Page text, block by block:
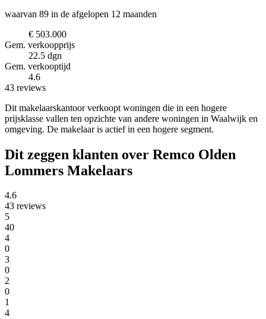
waarvan 89 in de afgelopen 12 maanden
€ 503.000
Gem. verkoopprijs
22.5 dgn
Gem. verkooptijd
4.6
43 reviews
Dit makelaarskantoor verkoopt woningen die in een hogere
prijsklasse vallen ten opzichte van andere woningen in Waalwijk en
omgeving. De makelaar is actief in een hogere segment.
Dit zeggen klanten over Remco Olden
Lommers Makelaars
4.6
43 reviews
5
40
4
0
3
0
2
0
1
4